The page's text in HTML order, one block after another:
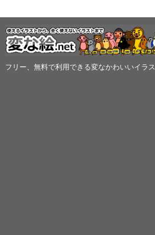
フリー、無料で利用できる変なかわいいイラ